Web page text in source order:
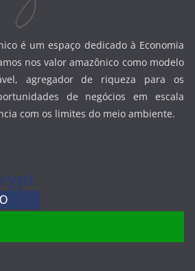
é um espaço dedicado à Economia
nos valor amazônico como modelo
agregador de riqueza para os
de negócios em escala
com os limites do meio ambiente.